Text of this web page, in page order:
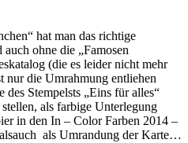
hat man das richtige
ohne die „Famosen
(die es leider nicht mehr
nur die Umrahmung entliehen
Stempelsts „Eins für alles“
als farbige Unterlegung
in den In – Color Farben 2014 –
als Umrandung der Karte…